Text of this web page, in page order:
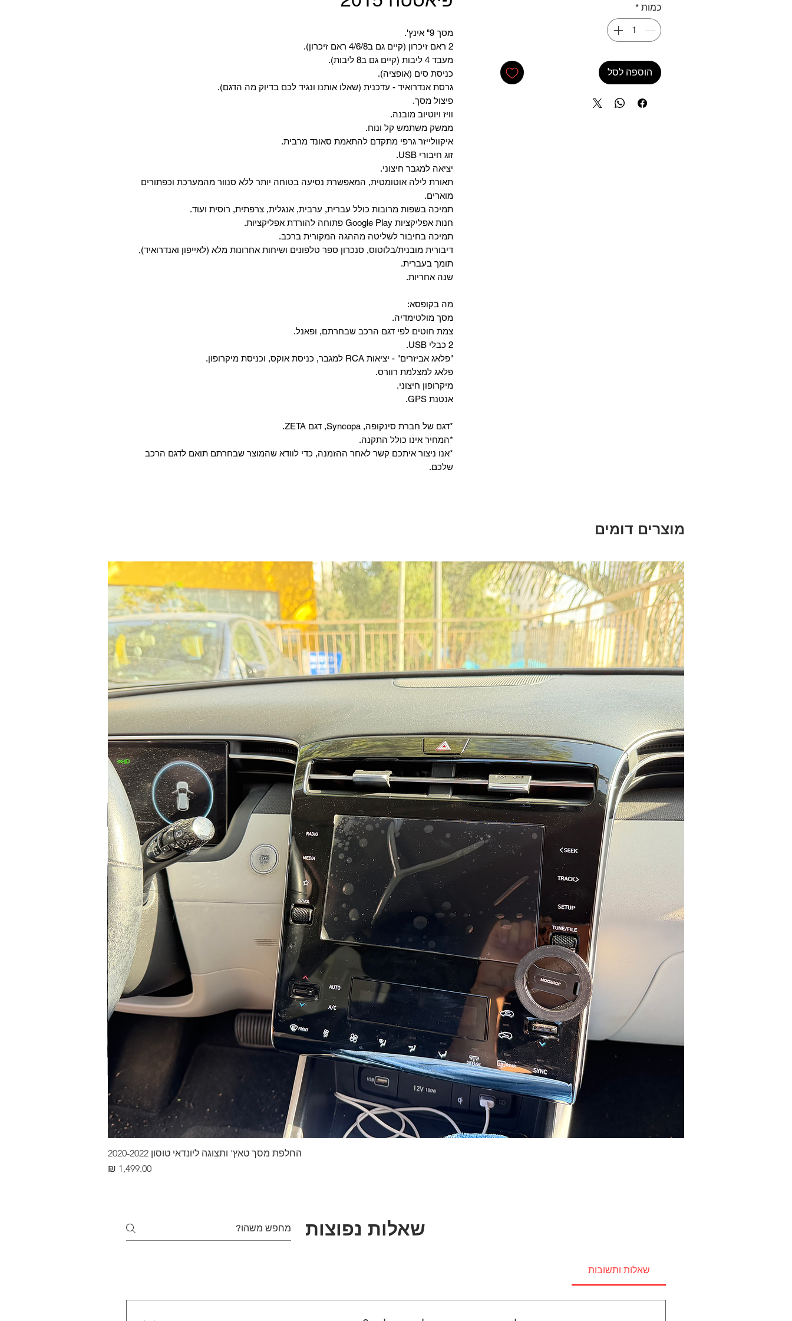
מסך 9" אינץ'.
2 ראם זיכרון (קיים גם ב4/6/8 ראם זיכרון).
מעבד 4 ליבות (קיים גם ב8 ליבות).
כניסת סים (אופציה).
גרסת אנדרואיד - עדכנית (שאלו אותנו ונגיד לכם בדיוק מה הדגם).
פיצול מסך.
וויז ויוטיוב מובנה.
ממשק משתמש קל ונוח.
איקוולייזר גרפי מתקדם להתאמת סאונד מרבית.
זוג חיבורי USB.
יציאה למגבר חיצוני.
תאורת לילה אוטומטית, המאפשרת נסיעה בטוחה יותר ללא סנוור מהמערכת וכפתורים
מוארים.
תמיכה בשפות מרובות כולל עברית, ערבית, אנגלית, צרפתית, רוסית ועוד.
‏חנות אפליקציות Google Play פתוחה להורדת אפליקציות.
‏תמיכה בחיבור לשליטה מההגה המקורית ברכב.
‏דיבורית מובנית/בלוטוס, ‏סנכרון ספר טלפונים ושיחות אחרונות מלא (לאייפון ואנדרואיד),
תומך בעברית.
שנה אחריות.
מה בקופסא:
מסך מולטימדיה.
צמת חוטים לפי דגם הרכב שבחרתם, ופאנל.
2 כבלי USB.
"פלאג אביזרים" - יציאות RCA למגבר, כניסת אוקס, וכניסת מיקרופון.
פלאג למצלמת רוורס.
מיקרופון חיצוני.
אנטנת GPS.
*דגם של חברת סינקופה, Syncopa, דגם ZETA.
*המחיר אינו כולל התקנה.
*אנו ניצור איתכם קשר לאחר ההזמנה, כדי לוודא שהמוצר שבחרתם תואם לדגם הרכב
שלכם.
כמות *
הוספה לסל
מוצרים דומים
החלפת מסך טאץ' ותצוגה ליונדאי טוסון 2020-2022
מחיר
שאלות נפוצות
שאלות ותשובות